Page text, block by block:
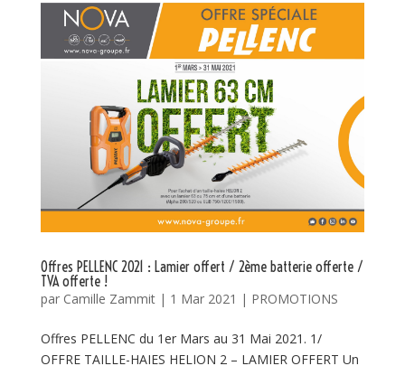
Offres PELLENC 2021 : Lamier offert / 2ème batterie offerte /
TVA offerte !
par Camille Zammit| 1 Mar 2021 | PROMOTIONS
Offres PELLENC du 1er Mars au 31 Mai 2021. 1/
OFFRE TAILLE-HAIES HELION 2 – LAMIER OFFERT Un